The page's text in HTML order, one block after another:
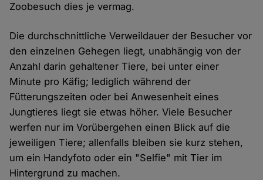
Zoobesuch dies je vermag.
Die durchschnittliche Verweildauer der Besucher vor
den einzelnen Gehegen liegt, unabhängig von der
Anzahl darin gehaltener Tiere, bei unter einer
Minute pro Käfig; lediglich während der
Fütterungszeiten oder bei Anwesenheit eines
Jungtieres liegt sie etwas höher. Viele Besucher
werfen nur im Vorübergehen einen Blick auf die
jeweiligen Tiere; allenfalls bleiben sie kurz stehen,
um ein Handyfoto oder ein "Selfie" mit Tier im
Hintergrund zu machen.